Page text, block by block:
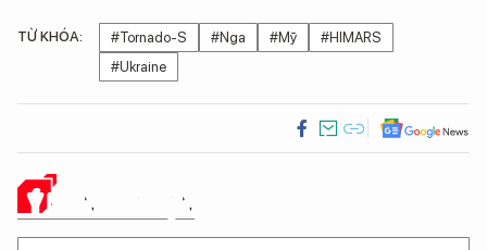
TỪ KHÓA: #Tornado-S #Nga #Mỹ
#HIMARS
#Ukraine
Ý KIẾN CỦA BẠN